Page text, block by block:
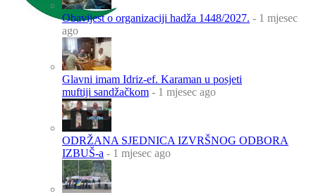
Obavijest o organizaciji hadža 1448/2027. - 1 mjesec
ago
Glavni imam Idriz-ef. Karaman u posjeti
muftiji sandžačkom - 1 mjesec ago
ODRŽANA SJEDNICA IZVRŠNOG ODBORA
IZBUŠ-a - 1 mjesec ago